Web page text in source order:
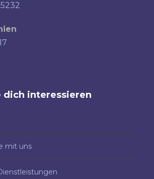
dich interessieren
mit uns